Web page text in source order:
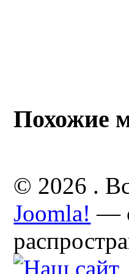
Похожие
© 2026 .
Joomla! —